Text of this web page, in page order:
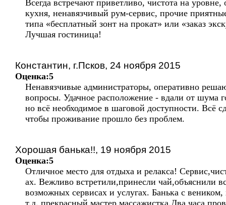
Всегда встречают приветливо, чистота на уровне,
кухня, ненавязчивый рум-сервис, прочие
типа «бесплатный зонт на прокат» или «заказ
Лучшая гостиница!
Константин, г.Псков, 24 ноября 2015
Оценка:5
Ненавязчивые администраторы, оперативно
вопросы. Удачное расположение - вдали от шума
но всё необходимое в шаговой доступности. Всё
чтобы проживание прошло без проблем.
Хорошая банька!!, 19 ноября 2015
Оценка:5
Отличное место для отдыха и релакса!
ах. Вежливо встретили,принесли чай,объяснили
возможных сервисах и услугах. Банька с
т.д. прекрасный мастер массажистка.Два часа